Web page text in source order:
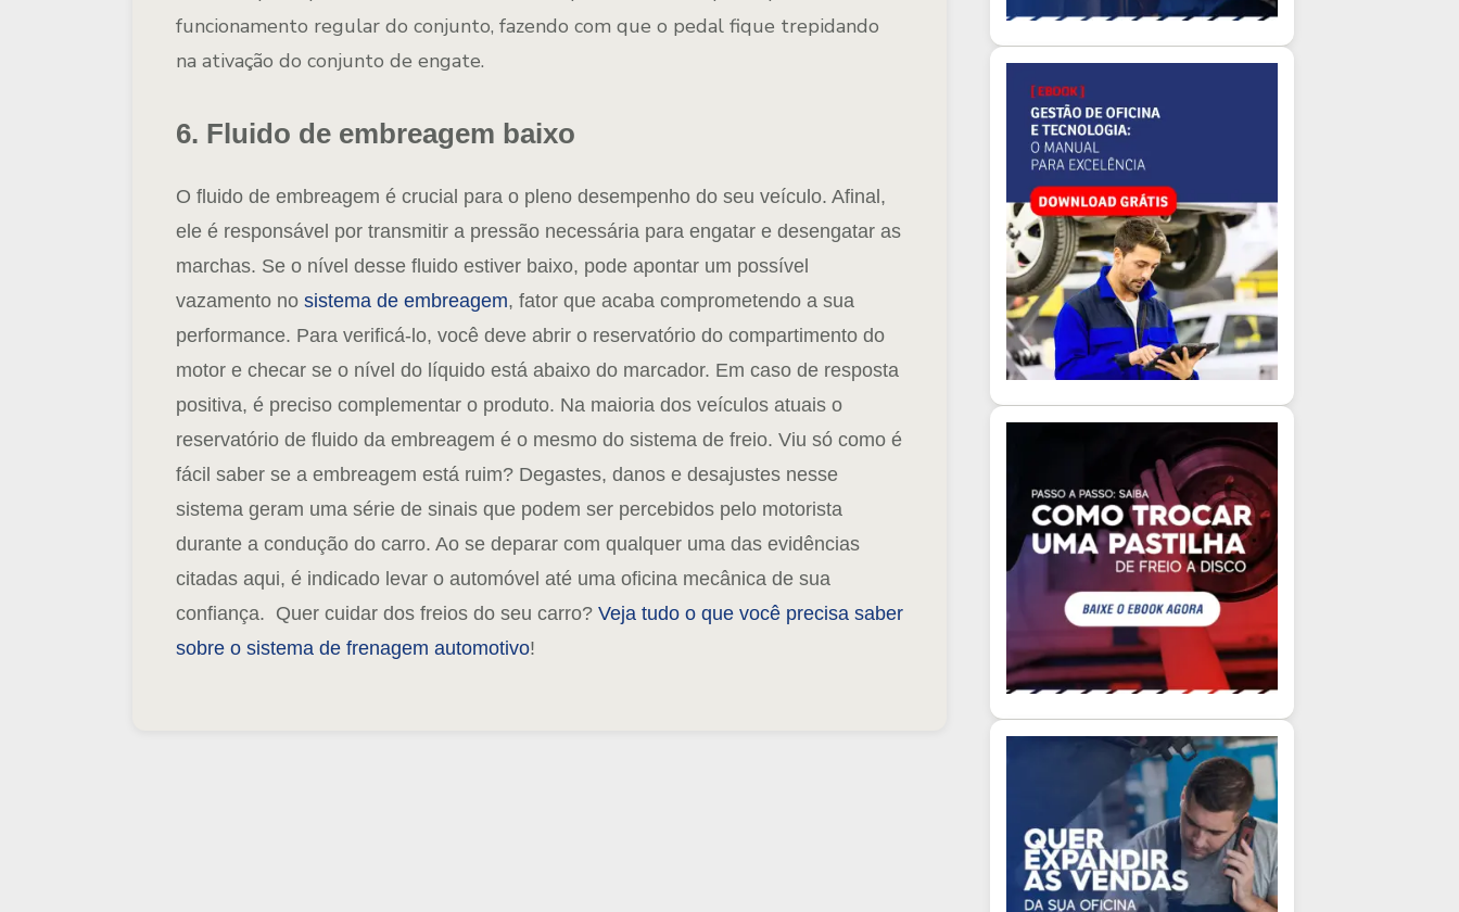
funcionamento regular do conjunto, fazendo com que o pedal fique trepidando
na ativação do conjunto de engate.
6. Fluido de embreagem baixo
O fluido de embreagem é crucial para o pleno desempenho do seu veículo. Afinal,
ele é responsável por transmitir a pressão necessária para engatar e desengatar as
marchas. Se o nível desse fluido estiver baixo, pode apontar um possível
vazamento no sistema de embreagem, fator que acaba comprometendo a sua
performance. Para verificá-lo, você deve abrir o reservatório do compartimento do
motor e checar se o nível do líquido está abaixo do marcador. Em caso de resposta
positiva, é preciso complementar o produto. Na maioria dos veículos atuais o
reservatório de fluido da embreagem é o mesmo do sistema de freio. Viu só como é
fácil saber se a embreagem está ruim? Degastes, danos e desajustes nesse
sistema geram uma série de sinais que podem ser percebidos pelo motorista
durante a condução do carro. Ao se deparar com qualquer uma das evidências
citadas aqui, é indicado levar o automóvel até uma oficina mecânica de sua
confiança. Quer cuidar dos freios do seu carro? Veja tudo o que você precisa saber
sobre o sistema de frenagem automotivo!